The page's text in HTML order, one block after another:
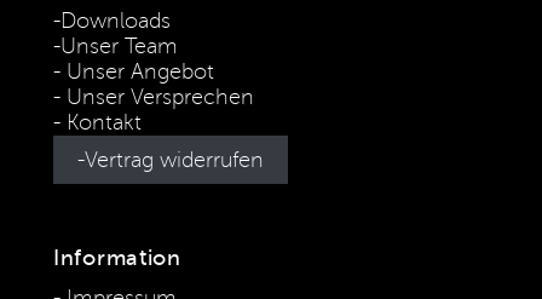
Downloads
Unser Team
Unser Angebot
Unser Versprechen
Kontakt
Vertrag widerrufen
Information